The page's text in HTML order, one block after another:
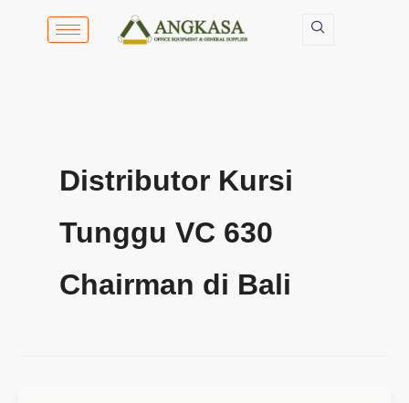
Distributor Kursi
Tunggu VC 630
Chairman di Bali